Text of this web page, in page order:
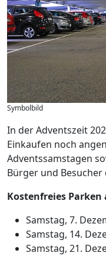
Symbolbild
In der Adventszeit
Einkaufen noch
Adventssamstagen
Bürger und
Kostenfreies
Samstag, 7.
Samstag, 14.
Samstag, 21.